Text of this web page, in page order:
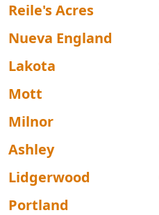
Reile's Acres
Nueva England
Lakota
Mott
Milnor
Ashley
Lidgerwood
Portland